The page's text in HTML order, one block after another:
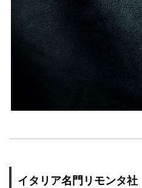
イタリア名門リモンタ社